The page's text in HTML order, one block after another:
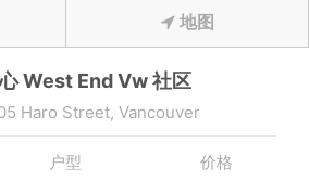
地图
West End Vw社区
Haro Street, Vancouver
户型 价格